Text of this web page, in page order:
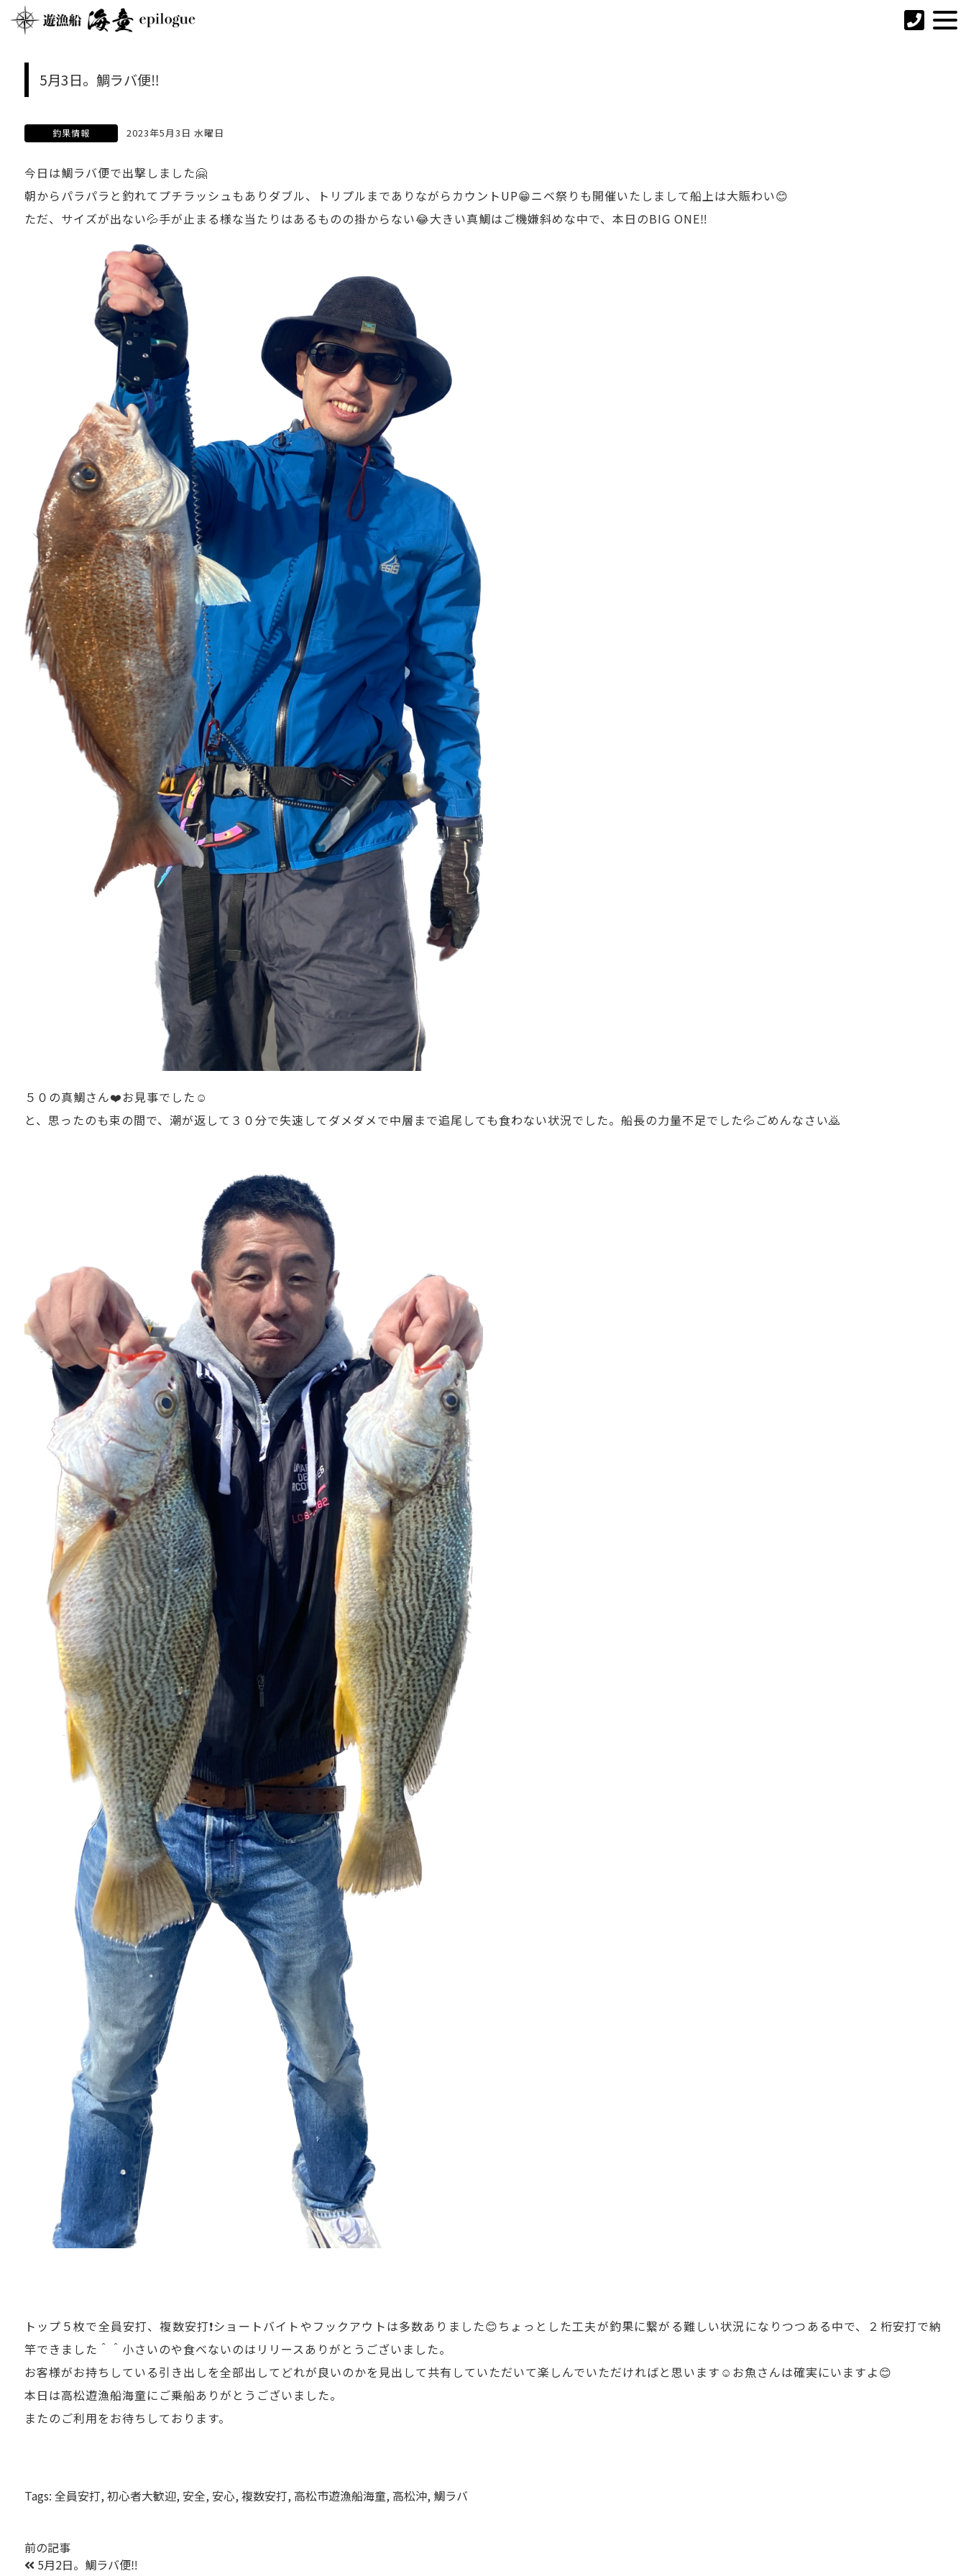
5月3日。鯛ラバ便‼️
釣果情報 2023年5月3日 水曜日
今日は鯛ラバ便で出撃しました🤗
朝からパラパラと釣れてプチラッシュもありダブル、トリプルまでありながらカウントUP😁ニベ祭りも開催いたしまして船上は大賑わい😊
ただ、サイズが出ない💦手が止まる様な当たりはあるものの掛からない😂大きい真鯛はご機嫌斜めな中で、本日のBIG ONE‼️
５０の真鯛さん❤️お見事でした☺️
と、思ったのも束の間で、潮が返して３０分で失速してダメダメで中層まで追尾しても食わない状況でした。船長の力量不足でした💦ごめんなさい🙇
トップ５枚で全員安打、複数安打❗️ショートバイトやフックアウトは多数ありました😊ちょっとした工夫が釣果に繋がる難しい状況になりつつある中で、２桁安打で納
竿できました＾＾小さいのや食べないのはリリースありがとうございました。
お客様がお持ちしている引き出しを全部出してどれが良いのかを見出して共有していただいて楽しんでいただければと思います☺️お魚さんは確実にいますよ😊
本日は高松遊漁船海童にご乗船ありがとうございました。
またのご利用をお待ちしております。
Tags: 全員安打, 初心者大歓迎, 安全, 安心, 複数安打, 高松市遊漁船海童, 高松沖, 鯛ラバ
前の記事
5月2日。鯛ラバ便‼️